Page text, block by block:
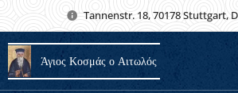
Tannenstr. 18, 70178 Stuttgart,
Άγιος Κοσμάς ο Αιτωλός